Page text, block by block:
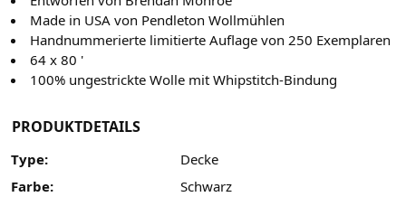
Made in USA von Pendleton Wollmühlen
Handnummerierte limitierte Auflage von 250 Exemplaren
64 x 80 '
100% ungestrickte Wolle mit Whipstitch-Bindung
PRODUKTDETAILS
Type:
Decke
Farbe:
Schwarz